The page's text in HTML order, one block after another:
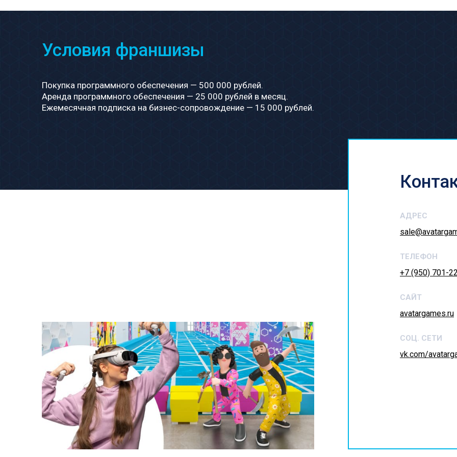
Условия франшизы
Покупка программного обеспечения — 500 000 рублей.
Аренда программного обеспечения — 25 000 рублей в месяц.
Ежемесячная подписка на бизнес-сопровождение — 15 000 рублей.
АДРЕС
ТЕЛЕФОН
+7 (950) 701-
САЙТ
avatargames.ru
СОЦ. СЕТИ
vk.com/